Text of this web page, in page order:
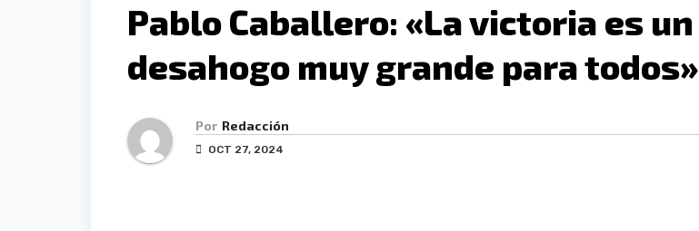
Pablo Caballero: «La victoria es un
desahogo muy grande para todos»
Por Redacción
OCT 27, 2024